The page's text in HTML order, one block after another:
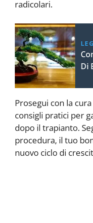
radicolari.
Di
Prosegui con la
consigli pratici per
dopo il trapianto.
procedura, il tuo
nuovo ciclo di